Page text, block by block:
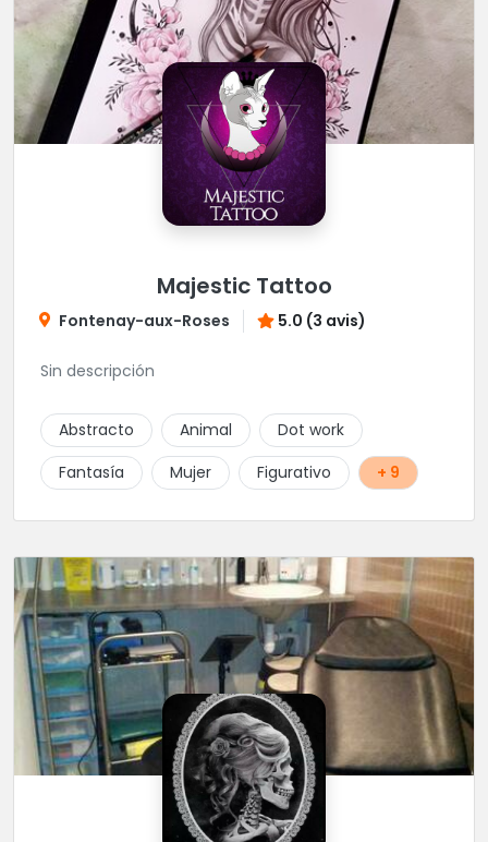
Majestic Tattoo
Fontenay-aux-Roses 5.0 (3 avis)
Sin descripción
Abstracto Animal
Dot work
Fantasía
Mujer Figurativo + 9